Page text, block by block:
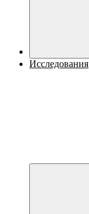
Исследования